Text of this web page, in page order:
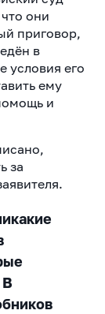
они
приговор,
в
условия его
ему
и
за
В